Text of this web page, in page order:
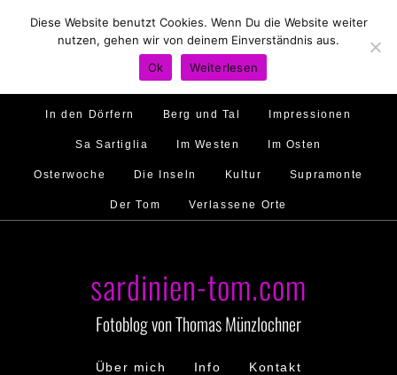
Hirtenland Traumstrände Feste feiern
Golfo di Orosei Im Norden
Murales Ambiente
In den Dörfern Berg und Tal Impressionen
Sa Sartiglia Im Westen Im Osten
Osterwoche Die Inseln Kultur Supramonte
Der Tom Verlassene Orte
sardinien-tom.com
Fotoblog von Thomas Münzlochner
Über mich Info Kontakt
Diese Website benutzt Cookies. Wenn Du die Website weiter
nutzen, gehen wir von deinem Einverständnis aus.
Ok
Weiterlesen